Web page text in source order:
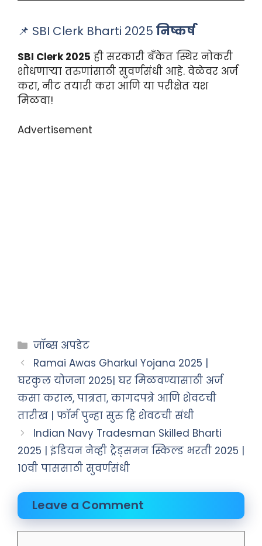
📌 SBI Clerk Bharti 2025 निष्कर्ष
SBI Clerk 2025 ही सरकारी बँकेत स्थिर नोकरी
शोधणाऱ्या तरुणांसाठी सुवर्णसंधी आहे. वेळेवर अर्ज
करा, नीट तयारी करा आणि या परीक्षेत यश
मिळवा!
Advertisement
जॉब्स अपडेट
Ramai Awas Gharkul Yojana 2025 |
घरकुल योजना 2025| घर मिळवण्यासाठी अर्ज
कसा कराल, पात्रता, कागदपत्रे आणि शेवटची
तारीख | फॉर्म पुन्हा सुरु हि शेवटची संधी
Indian Navy Tradesman Skilled Bharti
2025 | इंडियन नेव्ही ट्रेड्समन स्किल्ड भरती 2025 |
१०वी पाससाठी सुवर्णसंधी
Leave a Comment